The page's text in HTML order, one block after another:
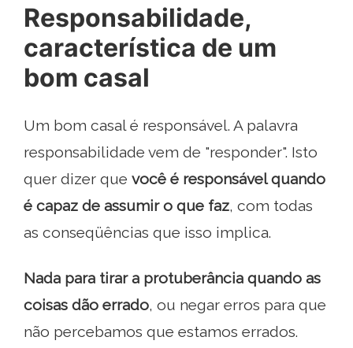
Responsabilidade,
característica de um
bom casal
Um bom casal é responsável. A palavra
responsabilidade vem de "responder". Isto
quer dizer que você é responsável quando
é capaz de assumir o que faz, com todas
as conseqüências que isso implica.
Nada para tirar a protuberância quando as
coisas dão errado, ou negar erros para que
não percebamos que estamos errados.